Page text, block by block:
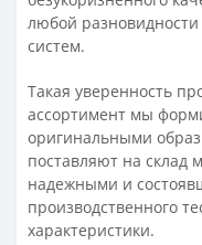
любой
систем.
Такая уверенность
ассортимент мы
оригинальными
поставляют на склад
надежными и
производственного
характеристики.